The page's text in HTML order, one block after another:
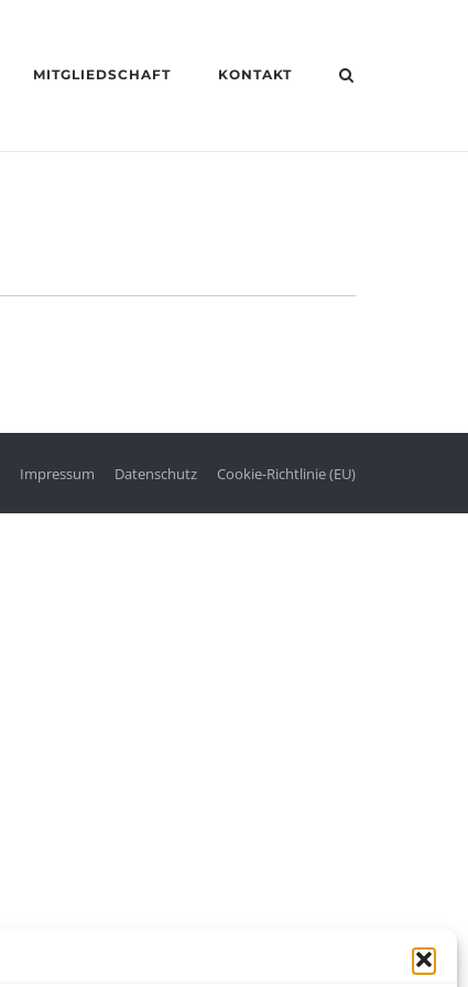
MITGLIEDSCHAFT KONTAKT
Impressum Datenschutz Cookie-Richtlinie (EU)